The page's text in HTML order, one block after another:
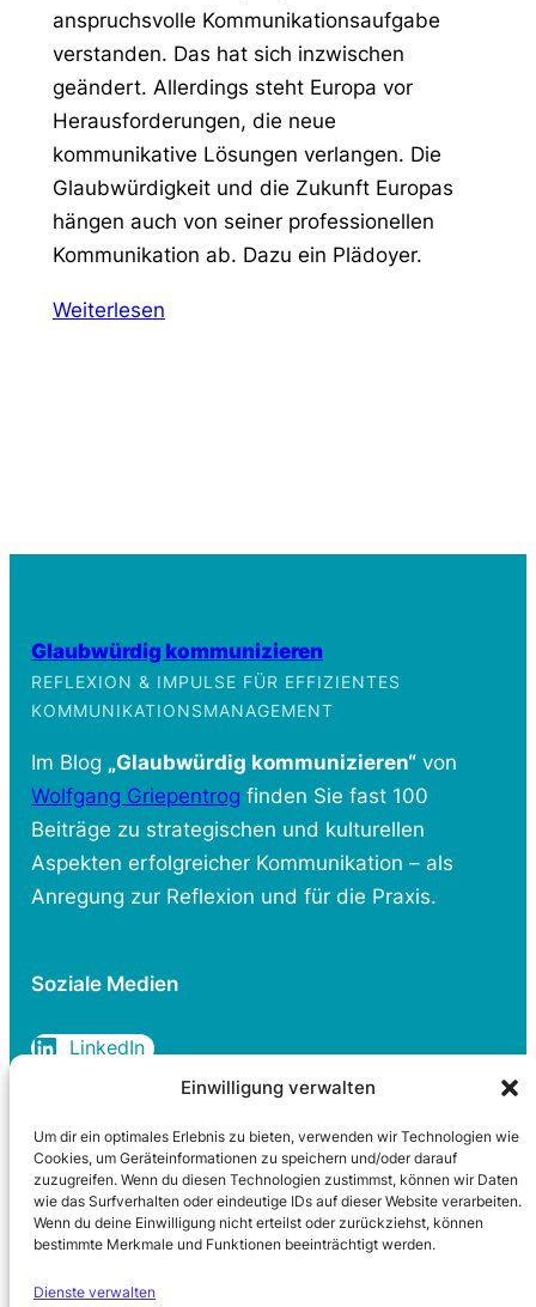
Einwilligung verwalten
Um dir ein optimales Erlebnis zu bieten, verwenden wir Technologien wie
Cookies, um Geräteinformationen zu speichern und/oder darauf
zuzugreifen. Wenn du diesen Technologien zustimmst, können wir Daten
wie das Surfverhalten oder eindeutige IDs auf dieser Website verarbeiten.
Wenn du deine Einwilligung nicht erteilst oder zurückziehst, können
bestimmte Merkmale und Funktionen beeinträchtigt werden.
Dienste verwalten
anspruchsvolle Kommunikationsaufgabe
verstanden. Das hat sich inzwischen
geändert. Allerdings steht Europa vor
Herausforderungen, die neue
kommunikative Lösungen verlangen. Die
Glaubwürdigkeit und die Zukunft Europas
hängen auch von seiner professionellen
Kommunikation ab. Dazu ein Plädoyer.
Weiterlesen
Glaubwürdig kommunizieren
REFLEXION & IMPULSE FÜR EFFIZIENTES
KOMMUNIKATIONSMANAGEMENT
Im Blog „Glaubwürdig kommunizieren“von
Wolfgang Griepentrog finden Sie fast 100
Beiträge zu strategischen und kulturellen
Aspekten erfolgreicher Kommunikation – als
Anregung zur Reflexion und für die Praxis.
Soziale Medien
LinkedIn
Rechtliches
Datenschutzerklärung
Cookie-Richtlinie